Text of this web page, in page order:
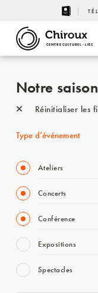
CENTRE CULTUREL - LIÈGE
Notre saison
Réinitialiser les
Type d’événement
Ateliers
Concerts
Conférence
Expositions
Spectacles